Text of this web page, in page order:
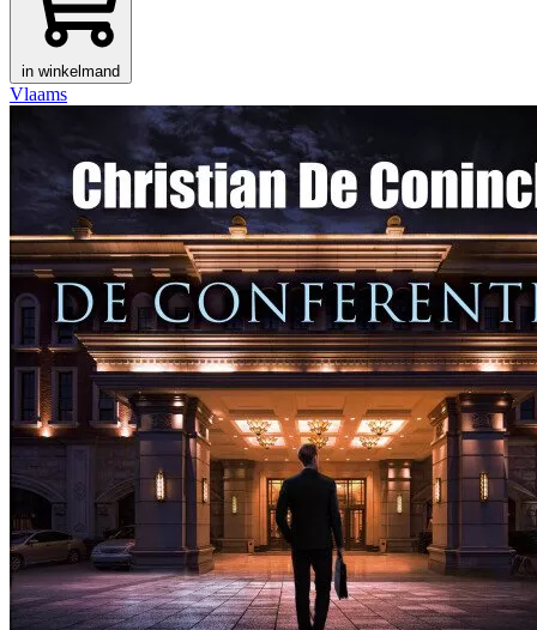
in winkelmand
Vlaams